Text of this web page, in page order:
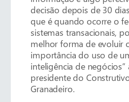
decisão depois de 30
que é quando ocorre o
sistemas transacionais,
melhor forma de evoluir
importância do uso de
inteligência de negócios”
presidente do
Granadeiro.